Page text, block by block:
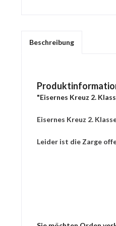
Beschreibung
"Eisernes Kreuz 2.
Eisernes Kreuz 2.
Leider ist die Zarge